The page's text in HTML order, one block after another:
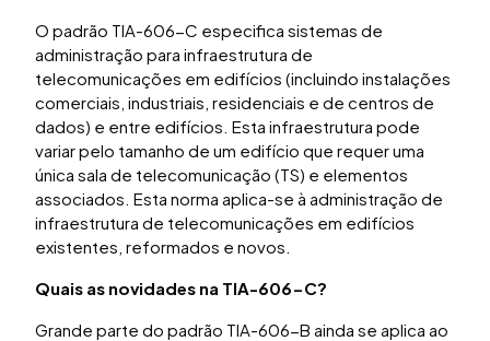
O padrão TIA-606-C especifica sistemas de
administração para infraestrutura de
telecomunicações em edifícios (incluindo instalações
comerciais, industriais, residenciais e de centros de
dados) e entre edifícios. Esta infraestrutura pode
variar pelo tamanho de um edifício que requer uma
única sala de telecomunicação (TS) e elementos
associados. Esta norma aplica-se à administração de
infraestrutura de telecomunicações em edifícios
existentes, reformados e novos.
Quais as novidades na TIA-606-C?
Grande parte do padrão TIA-606-B ainda se aplica ao